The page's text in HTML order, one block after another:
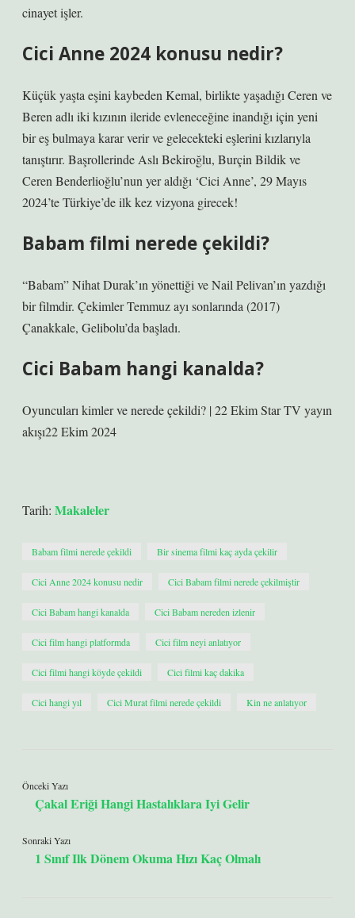
cinayet işler.
Cici Anne 2024 konusu nedir?
Küçük yaşta eşini kaybeden Kemal, birlikte yaşadığı Ceren ve
Beren adlı iki kızının ileride evleneceğine inandığı için yeni
bir eş bulmaya karar verir ve gelecekteki eşlerini kızlarıyla
tanıştırır. Başrollerinde Aslı Bekiroğlu, Burçin Bildik ve
Ceren Benderlioğlu’nun yer aldığı ‘Cici Anne’, 29 Mayıs
2024’te Türkiye’de ilk kez vizyona girecek!
Babam filmi nerede çekildi?
“Babam” Nihat Durak’ın yönettiği ve Nail Pelivan’ın yazdığı
bir filmdir. Çekimler Temmuz ayı sonlarında (2017)
Çanakkale, Gelibolu’da başladı.
Cici Babam hangi kanalda?
Oyuncuları kimler ve nerede çekildi? | 22 Ekim Star TV yayın
akışı22 Ekim 2024
Tarih: Makaleler
Babam filmi nerede çekildi Bir sinema filmi kaç ayda çekilir
Cici Anne 2024 konusu nedir Cici Babam filmi nerede çekilmiştir
Cici Babam hangi kanalda Cici Babam nereden izlenir
Cici film hangi platformda Cici film neyi anlatıyor
Cici filmi hangi köyde çekildi Cici filmi kaç dakika
Cici hangi yıl Cici Murat filmi nerede çekildi Kin ne anlatıyor
Önceki Yazı
Çakal Eriği Hangi Hastalıklara Iyi Gelir
Sonraki Yazı
1 Sınıf Ilk Dönem Okuma Hızı Kaç Olmalı